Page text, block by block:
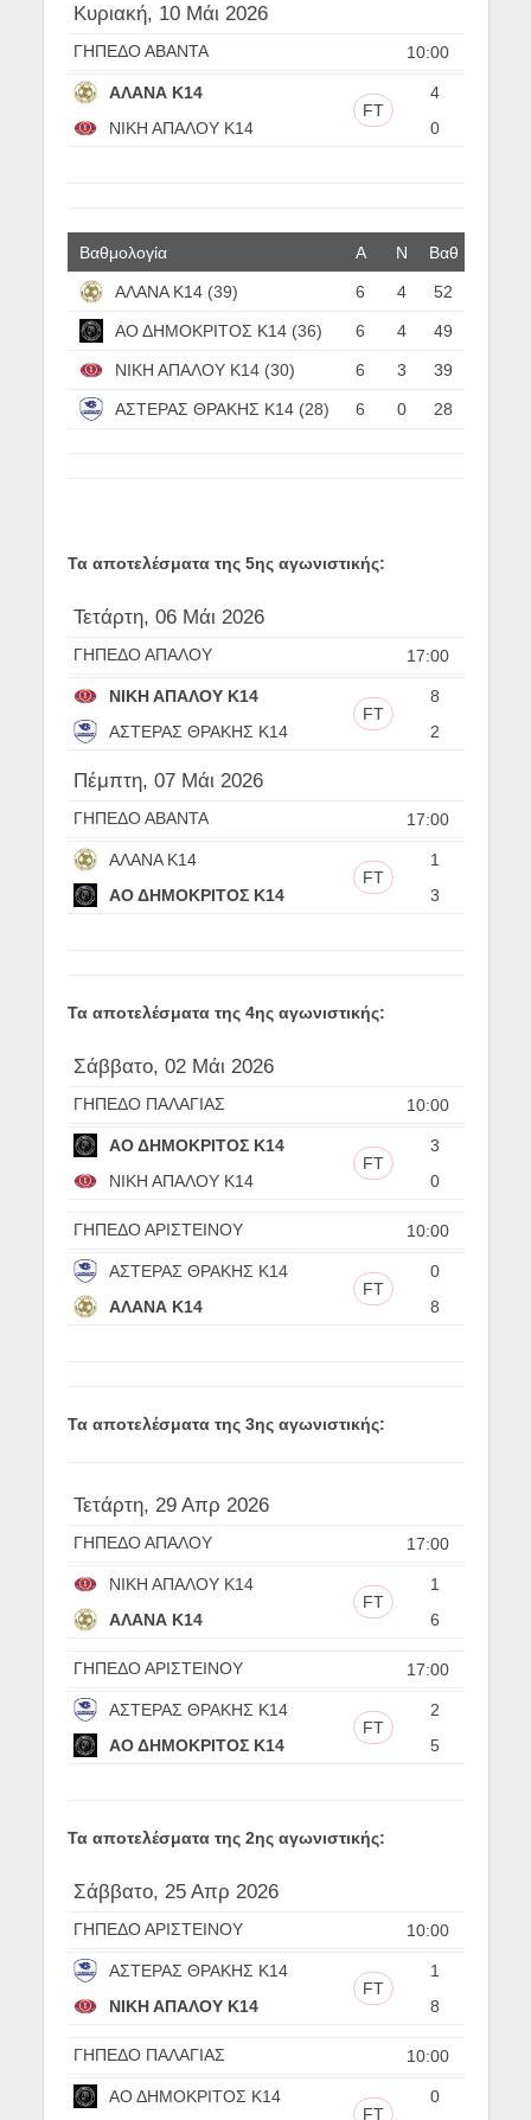
Κυριακή, 10 Μάι 2026
10:00
ΓΗΠΕΔΟ ΑΒΑΝΤΑ
ΑΛΑΝΑ Κ14
4
FT
ΝΙΚΗ ΑΠΑΛΟΥ Κ14
0
Βαθμολογία Α N Βαθ
ΑΛΑΝΑ Κ14 (39) 6 4 52
ΑΟ ΔΗΜΟΚΡΙΤΟΣ Κ14 (36) 6 4 49
ΝΙΚΗ ΑΠΑΛΟΥ Κ14 (30) 6 3 39
ΑΣΤΕΡΑΣ ΘΡΑΚΗΣ Κ14 (28) 6 0 28
Τα αποτελέσματα της 5ης αγωνιστικής:
Τετάρτη, 06 Μάι 2026
17:00
ΓΗΠΕΔΟ ΑΠΑΛΟΥ
ΝΙΚΗ ΑΠΑΛΟΥ Κ14
8
FT
ΑΣΤΕΡΑΣ ΘΡΑΚΗΣ Κ14
2
Πέμπτη, 07 Μάι 2026
17:00
ΓΗΠΕΔΟ ΑΒΑΝΤΑ
ΑΛΑΝΑ Κ14
1
FT
ΑΟ ΔΗΜΟΚΡΙΤΟΣ Κ14
3
Τα αποτελέσματα της 4ης αγωνιστικής:
Σάββατο, 02 Μάι 2026
10:00
ΓΗΠΕΔΟ ΠΑΛΑΓΙΑΣ
ΑΟ ΔΗΜΟΚΡΙΤΟΣ Κ14
3
FT
ΝΙΚΗ ΑΠΑΛΟΥ Κ14
0
10:00
ΓΗΠΕΔΟ ΑΡΙΣΤΕΙΝΟΥ
ΑΣΤΕΡΑΣ ΘΡΑΚΗΣ Κ14
0
FT
ΑΛΑΝΑ Κ14
8
Τα αποτελέσματα της 3ης αγωνιστικής:
Τετάρτη, 29 Απρ 2026
17:00
ΓΗΠΕΔΟ ΑΠΑΛΟΥ
ΝΙΚΗ ΑΠΑΛΟΥ Κ14
1
FT
ΑΛΑΝΑ Κ14
6
17:00
ΓΗΠΕΔΟ ΑΡΙΣΤΕΙΝΟΥ
ΑΣΤΕΡΑΣ ΘΡΑΚΗΣ Κ14
2
FT
ΑΟ ΔΗΜΟΚΡΙΤΟΣ Κ14
5
Τα αποτελέσματα της 2ης αγωνιστικής:
Σάββατο, 25 Απρ 2026
10:00
ΓΗΠΕΔΟ ΑΡΙΣΤΕΙΝΟΥ
ΑΣΤΕΡΑΣ ΘΡΑΚΗΣ Κ14
1
FT
ΝΙΚΗ ΑΠΑΛΟΥ Κ14
8
10:00
ΓΗΠΕΔΟ ΠΑΛΑΓΙΑΣ
ΑΟ ΔΗΜΟΚΡΙΤΟΣ Κ14
0
FT